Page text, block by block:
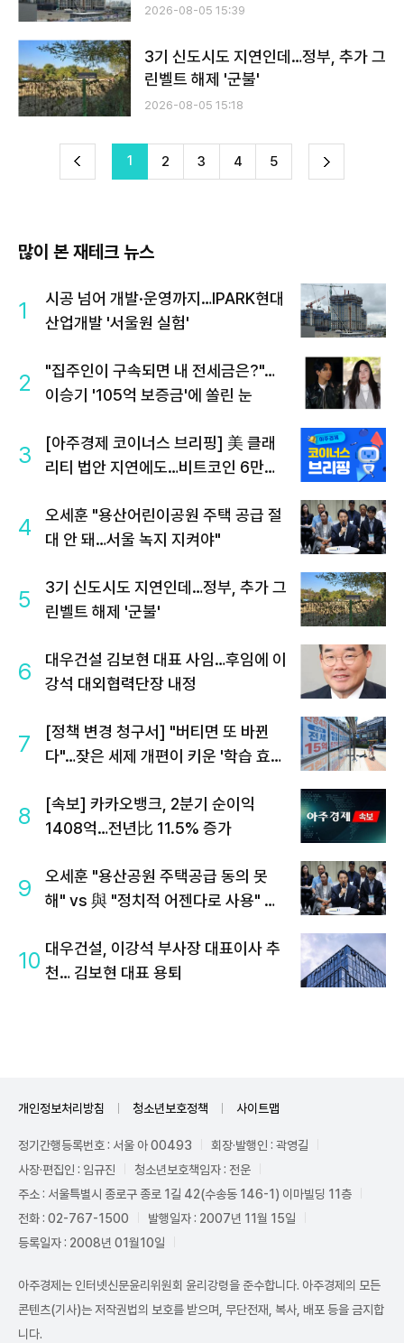
2026-08-05 15:39
3기 신도시도 지연인데…정부, 추가 그
린벨트 해제 '군불'
2026-08-05 15:18
이
1
2 3 4 5 다
많이 본 재테크 뉴스
1
시공 넘어 개발·운영까지…IPARK현대
산업개발 '서울원 실험'
2
"집주인이 구속되면 내 전세금은?"…
이승기 '105억 보증금'에 쏠린 눈
3
[아주경제 코이너스 브리핑] 美 클래
리티 법안 지연에도…비트코인 6만
4
오세훈 "용산어린이공원 주택 공급 절
대 안 돼…서울 녹지 지켜야"
5
3기 신도시도 지연인데…정부, 추가 그
린벨트 해제 '군불'
6
대우건설 김보현 대표 사임…후임에 이
강석 대외협력단장 내정
7
[정책 변경 청구서] "버티면 또 바뀐
다"…잦은 세제 개편이 키운 '학습 효
8
[속보] 카카오뱅크, 2분기 순이익
1408억…전년比 11.5% 증가
9
오세훈 "용산공원 주택공급 동의 못
해" vs 與 "정치적 어젠다로 사용" 맞
10 대우건설, 이강석 부사장 대표이사 추
천… 김보현 대표 용퇴
개인정보처리방침 청소년보호정책 사이트맵
정기간행등록번호 : 서울 아 00493
회장·발행인 : 곽영길
사장·편집인 : 임규진
청소년보호책임자 : 전운
주소 : 서울특별시 종로구 종로 1길 42(수송동 146-1) 이마빌딩 11층
전화 : 02-767-1500
발행일자 : 2007년 11월 15일
등록일자 : 2008년 01월10일
아주경제는 인터넷신문윤리위원회 윤리강령을 준수합니다. 아주경제의 모든
콘텐츠(기사)는 저작권법의 보호를 받으며, 무단전재, 복사, 배포 등을 금지합
니다.